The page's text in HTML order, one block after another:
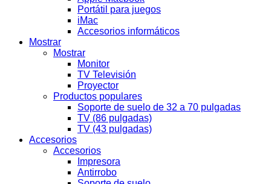
Portátil para juegos
iMac
Accesorios informáticos
Mostrar
Mostrar
Monitor
TV Televisión
Proyector
Productos populares
Soporte de suelo de 32 a 70 pulgadas
TV (86 pulgadas)
TV (43 pulgadas)
Accesorios
Accesorios
Impresora
Antirrobo